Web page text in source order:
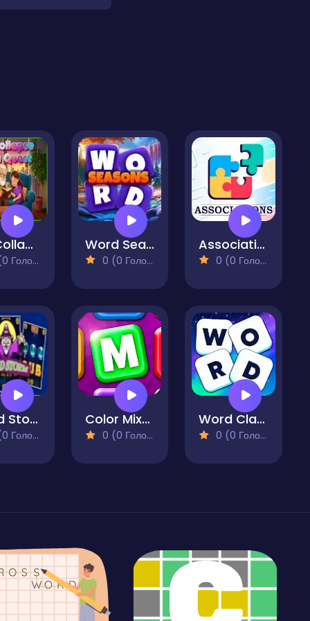
LexiCollapse: Word Quest Word Seasons
0 (0 Голосів)
Associations
0 (0 Голосів)
Word Storm Color Mixed Up
0 (0 Голосів)
Word Clash
0 (0 Голосів)